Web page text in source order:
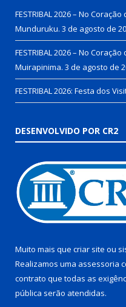
FESTRIBAL 2026 – No
Munduruku. 3 de agosto de
FESTRIBAL 2026 – No
Muirapinima. 3 de agosto de
FESTRIBAL 2026: Festa dos
DESENVOLVIDO POR CR2
Muito mais que criar site ou
Realizamos uma assessoria
contrato que todas as
pública serão atendidas.